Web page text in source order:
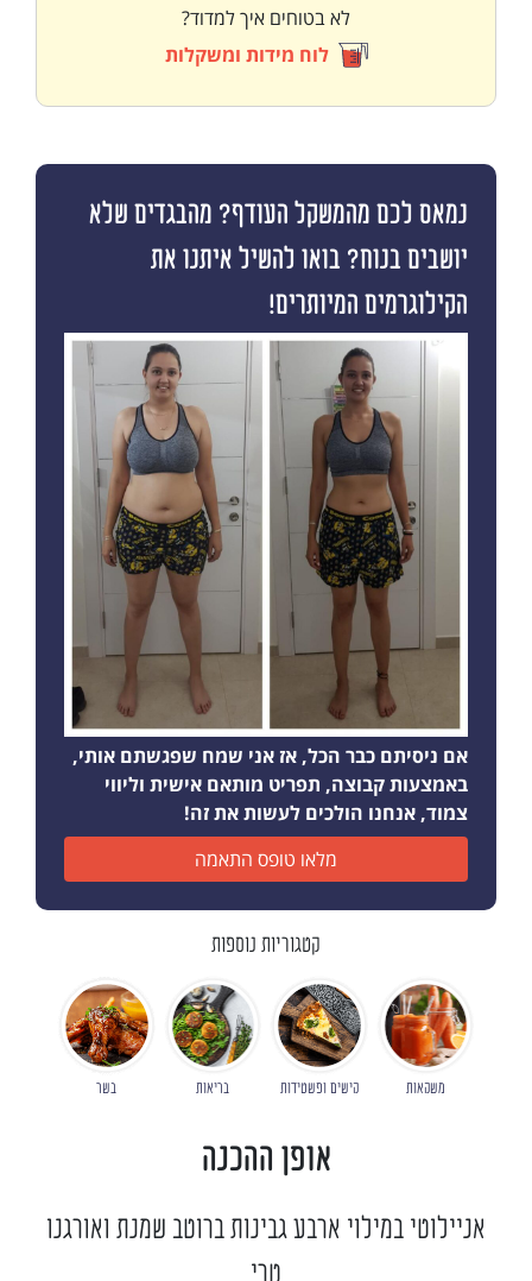
לא בטוחים איך למדוד?
לוח מידות ומשקלות
נמאס לכם מהמשקל העודף? מהבגדים שלא
יושבים בנוח? בואו להשיל איתנו את
הקילוגרמים המיותרים!
אם ניסיתם כבר הכל, אז אני שמח שפגשתם אותי,
באמצעות קבוצה, תפריט מותאם אישית וליווי
צמוד, אנחנו הולכים לעשות את זה!
מלאו טופס התאמה
קטגוריות נוספות
משקאות קישים ופשטידות בריאות בשר
אופן ההכנה
אניילוטי במילוי ארבע גבינות ברוטב שמנת ואורגנו